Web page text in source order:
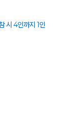
시 4인까지 1인